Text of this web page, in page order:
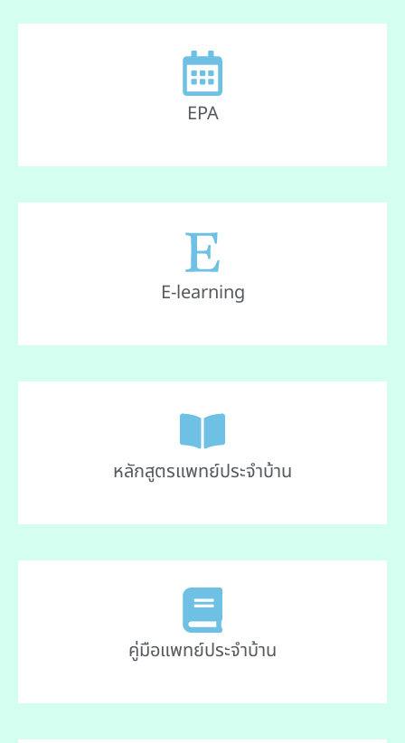
EPA
E-learning
หลักสูตรแพทย์ประจำบ้าน
คู่มือแพทย์ประจำบ้าน